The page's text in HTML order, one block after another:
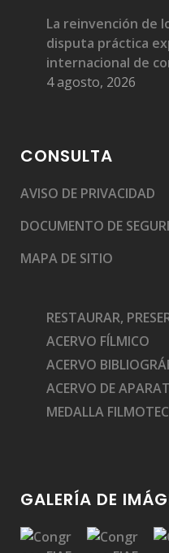
La reinvención de
disputa práctica
internacional de
4 agosto, 2026
CONSULTA
AVISO DE PRIVACIDAD
DOCUMENTO DE
MAPA DE SITIO
RESTAURAR,
ACERVO FÍLMICO
ACERVO
ACERVO DE
MEDALLA
GALERÍA DE